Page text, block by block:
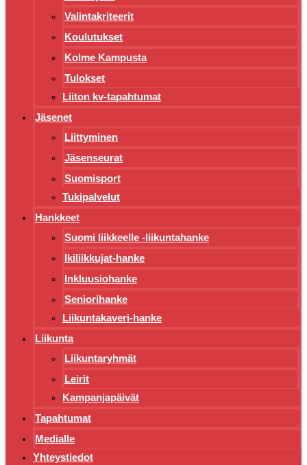
Valintakriteerit
Koulutukset
Kolme Kampusta
Tulokset
Liiton kv-tapahtumat
Jäsenet
Liittyminen
Jäsenseurat
Suomisport
Tukipalvelut
Hankkeet
Suomi liikkeelle -liikuntahanke
Ikiliikkujat-hanke
Inkluusiohanke
Seniorihanke
Liikuntakaveri-hanke
Liikunta
Liikuntaryhmät
Leirit
Kampanjapäivät
Tapahtumat
Medialle
Yhteystiedot